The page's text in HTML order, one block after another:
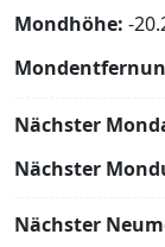
Mondhöhe: -
Nächster
Nächster
Nächster